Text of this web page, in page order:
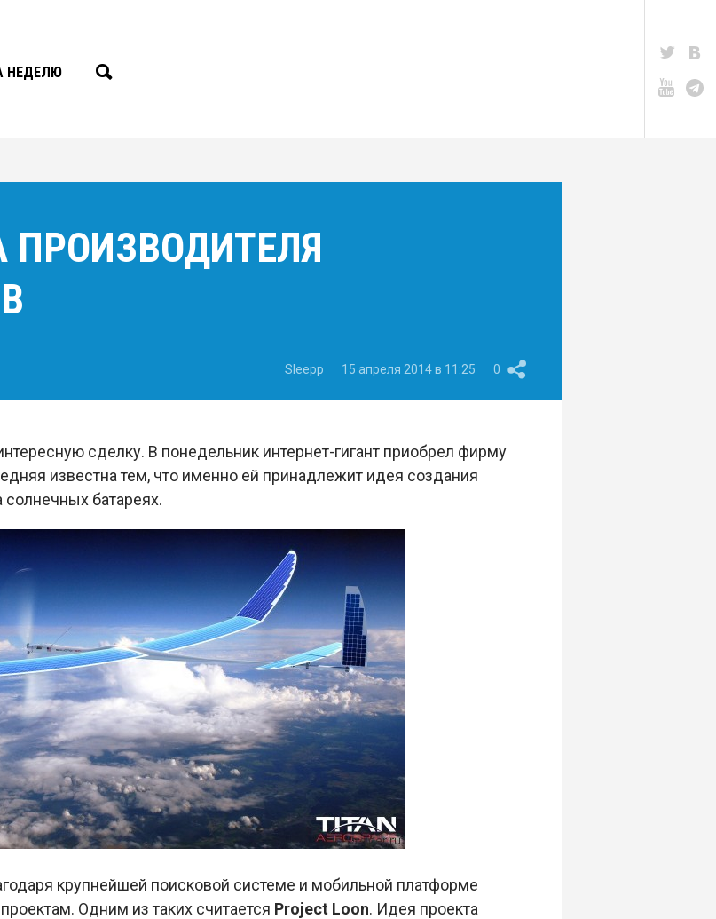
НЕДЕЛЮ
ПРОИЗВОДИТЕЛЯ
Sleepp 15 апреля 2014 в 11:25 0
сделку. В понедельник интернет-гигант приобрел фирму
известна тем, что именно ей принадлежит идея создания
батареях.
крупнейшей поисковой системе и мобильной платформе
Одним из таких считается Project Loon. Идея проекта